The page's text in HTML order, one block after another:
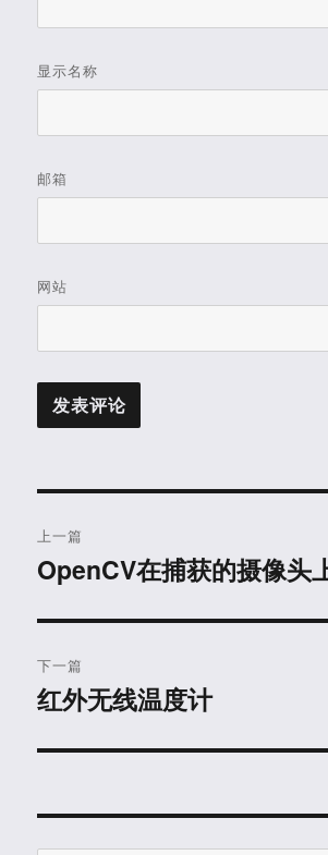
显示名称
邮箱
网站
章
航
上一篇
上
文
章：
OpenCV在捕获的摄像头
下一篇
下
文
红外无线温度计